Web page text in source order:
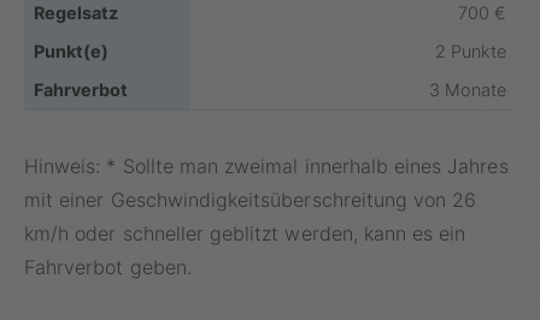
700 €
2 Punkte
3 Monate
Hinweis: * Sollte man zweimal innerhalb eines Jahres
mit einer Geschwindigkeitsüberschreitung von 26
km/h oder schneller geblitzt werden, kann es ein
Fahrverbot geben.